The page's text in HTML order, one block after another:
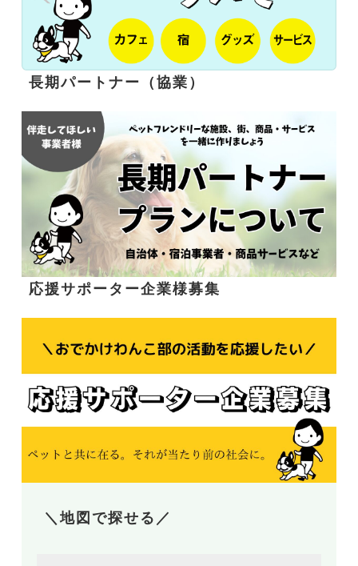
長期パートナー（協業）
応援サポーター企業様募集
＼地図で探せる／